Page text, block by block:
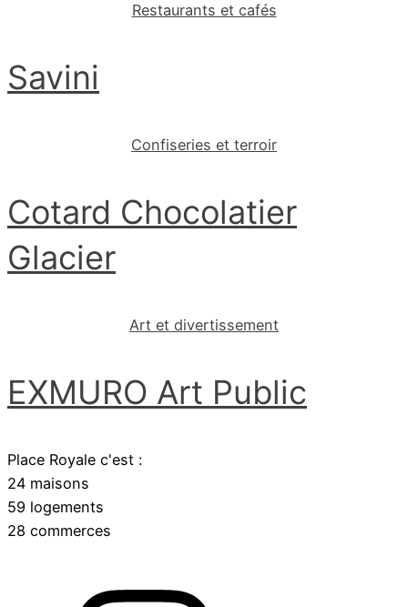
Restaurants et cafés
Savini
Confiseries et terroir
Cotard Chocolatier
Glacier
Art et divertissement
EXMURO Art Public
Place Royale c'est :
24 maisons
59 logements
28 commerces